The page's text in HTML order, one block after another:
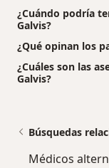
¿Cuándo podría
Galvis?
¿Qué opinan los
¿Cuáles son las
Galvis?
Búsquedas
Médicos